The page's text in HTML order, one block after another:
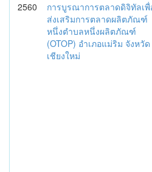
2560
การบูรณาการตลาดดิจิทัลเพื่
ส่งเสริมการตลาดผลิตภัณฑ์
หนึ่งตำบลหนึ่งผลิตภัณฑ์
(OTOP) อำเภอแม่ริม จังหวัด
เชียงใหม่